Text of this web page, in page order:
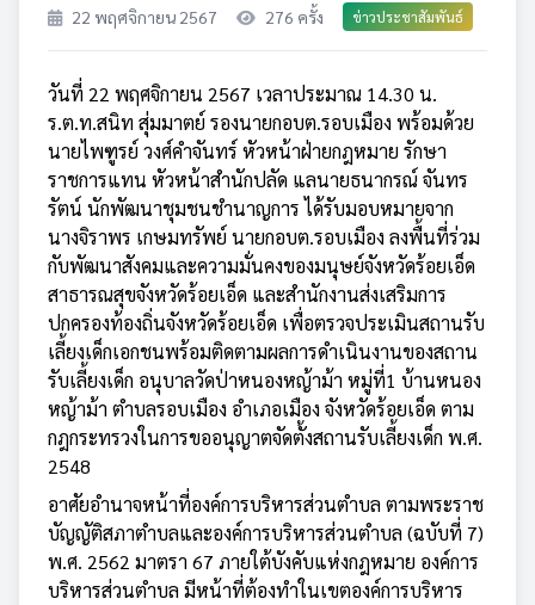
22 พฤศจิกายน 2567 276 ครั้ง ข่าวประชาสัมพันธ์
วันที่ 22 พฤศจิกายน 2567 เวลาประมาณ 14.30 น.
ร.ต.ท.สนิท สุ่มมาตย์ รองนายกอบต.รอบเมือง พร้อมด้วย
นายไพฑูรย์ วงศ์คำจันทร์ หัวหน้าฝ่ายกฎหมาย รักษา
ราชการแทน หัวหน้าสำนักปลัด แลนายธนากรณ์ จันทร
รัตน์ นักพัฒนาชุมชนชำนาญการ ได้รับมอบหมายจาก
นางจิราพร เกษมทรัพย์ นายกอบต.รอบเมือง ลงพื้นที่ร่วม
กับพัฒนาสังคมและความมั่นคงของมนุษย์จังหวัดร้อยเอ็ด
สาธารณสุขจังหวัดร้อยเอ็ด และสำนักงานส่งเสริมการ
ปกครองท้องถิ่นจังหวัดร้อยเอ็ด เพื่อตรวจประเมินสถานรับ
เลี้ยงเด็กเอกชนพร้อมติดตามผลการดำเนินงานของสถาน
รับเลี้ยงเด็ก อนุบาลวัดป่าหนองหญ้าม้า หมู่ที่1 บ้านหนอง
หญ้าม้า ตำบลรอบเมือง อำเภอเมือง จังหวัดร้อยเอ็ด ตาม
กฎกระทรวงในการขออนุญาตจัดตั้งสถานรับเลี้ยงเด็ก พ.ศ.
2548
อาศัยอำนาจหน้าที่องค์การบริหารส่วนตำบล ตามพระราช
บัญญัติสภาตำบลและองค์การบริหารส่วนตำบล (ฉบับที่ 7)
พ.ศ. 2562 มาตรา 67 ภายใต้บังคับแห่งกฎหมาย องค์การ
บริหารส่วนตำบล มีหน้าที่ต้องทำในเขตองค์การบริหาร